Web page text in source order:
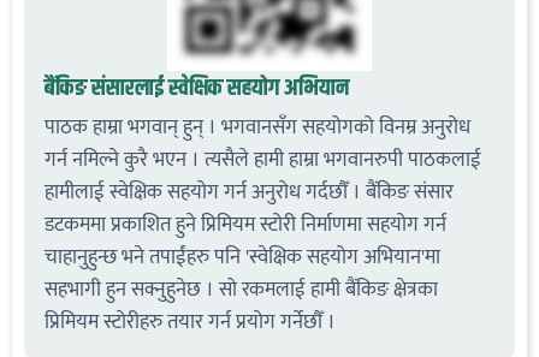
बैंकिङ संसारलाई स्वेक्षिक सहयोग अभियान
पाठक हाम्रा भगवान् हुन् । भगवानसँग सहयोगको विनम्र अनुरोध
गर्न नमिल्ने कुरै भएन । त्यसैले हामी हाम्रा भगवानरुपी पाठकलाई
हामीलाई स्वेक्षिक सहयोग गर्न अनुरोध गर्दछौँ । बैंकिङ संसार
डटकममा प्रकाशित हुने प्रिमियम स्टोरी निर्माणमा सहयोग गर्न
चाहानुहुन्छ भने तपाईंहरु पनि 'स्वेक्षिक सहयोग अभियान'मा
सहभागी हुन सक्नुहुनेछ । सो रकमलाई हामी बैंकिङ क्षेत्रका
प्रिमियम स्टोरीहरु तयार गर्न प्रयोग गर्नेछौँ ।